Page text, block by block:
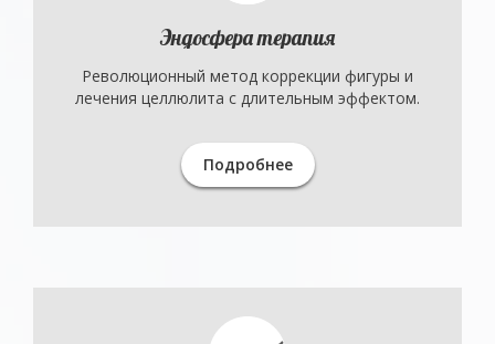
Эндосфера терапия
Революционный метод коррекции фигуры и
лечения целлюлита с длительным эффектом.
Подробнее